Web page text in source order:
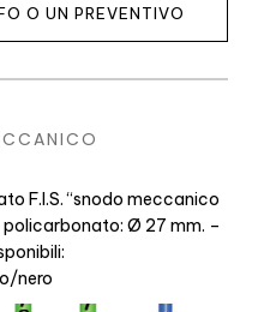
O UN PREVENTIVO
F.I.S. “snodo meccanico
Ø 27 mm. –
nero